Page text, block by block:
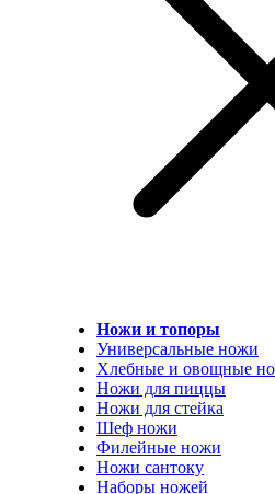
Ножи и топоры
Универсальные ножи
Хлебные и овощные
Ножи для пиццы
Ножи для стейка
Шеф ножи
Филейные ножи
Ножи сантоку
Наборы ножей